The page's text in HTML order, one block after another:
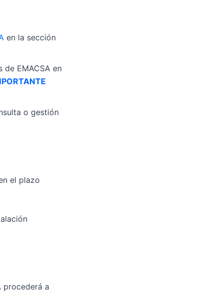
en la sección
de EMACSA en
o gestión
el plazo
procederá a